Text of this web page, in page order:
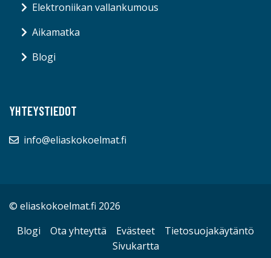
Elektroniikan vallankumous
Aikamatka
Blogi
YHTEYSTIEDOT
info@eliaskokoelmat.fi
© eliaskokoelmat.fi 2026
Blogi
Ota yhteyttä Evästeet
Tietosuojakäytäntö
Sivukartta